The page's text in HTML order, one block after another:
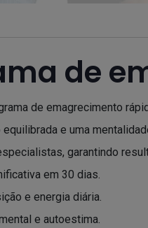
de
de emagrecimento
e uma
garantindo
em 30 dias.
e energia diária.
e autoestima.